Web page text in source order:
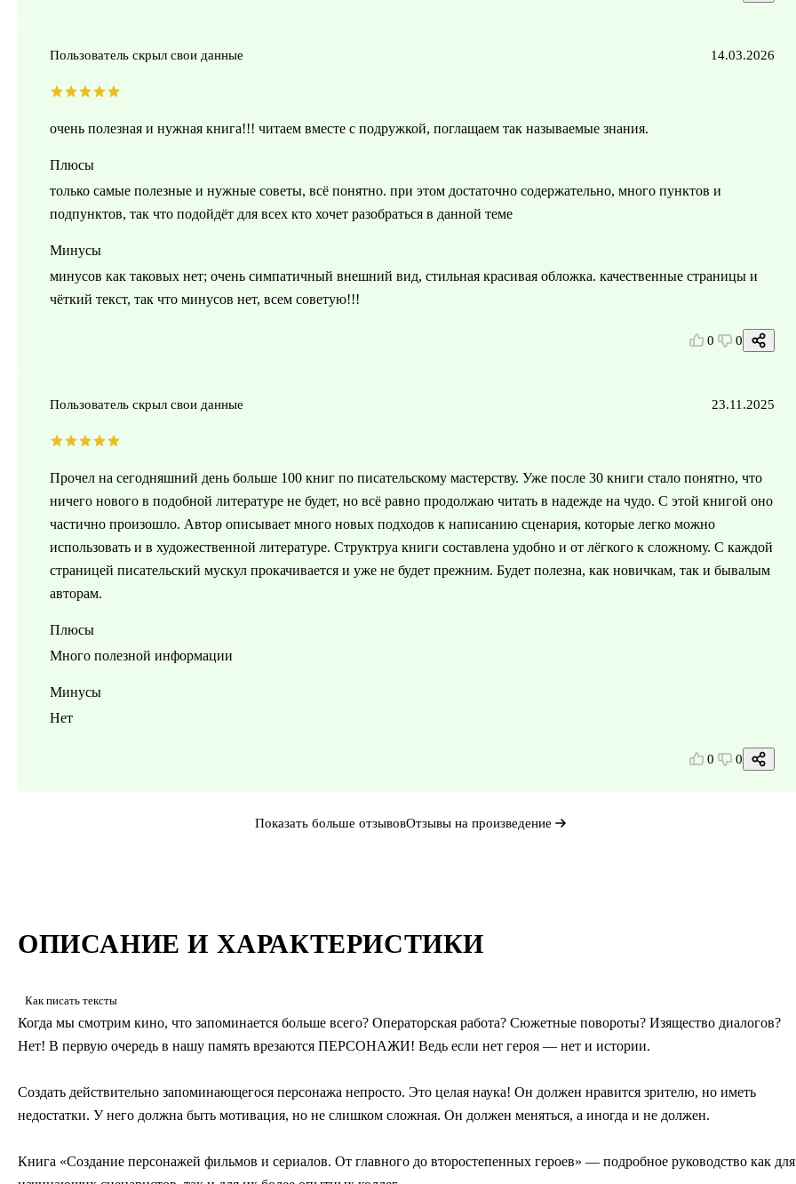
ОПИСАНИЕ И ХАРАКТЕРИСТИКИ
Как писать тексты
Когда мы смотрим кино, что запоминается больше всего? Операторская работа? Сюжетные повороты? Изящество диалогов?
Нет! В первую очередь в нашу память врезаются ПЕРСОНАЖИ! Ведь если нет героя — нет и истории.
Создать действительно запоминающегося персонажа непросто. Это целая наука! Он должен нравится зрителю, но иметь
недостатки. У него должна быть мотивация, но не слишком сложная. Он должен меняться, а иногда и не должен.
Книга «Создание персонажей фильмов и сериалов. От главного до второстепенных героев» — подробное руководство как для
Пользователь скрыл свои данные 14.03.2026
очень полезная и нужная книга!!! читаем вместе с подружкой, поглащаем так называемые знания.
Плюсы
только самые полезные и нужные советы, всё понятно. при этом достаточно содержательно, много пунктов и
подпунктов, так что подойдёт для всех кто хочет разобраться в данной теме
Минусы
минусов как таковых нет; очень симпатичный внешний вид, стильная красивая обложка. качественные страницы и
чёткий текст, так что минусов нет, всем советую!!!
0 0
Пользователь скрыл свои данные 23.11.2025
Прочел на сегодняшний день больше 100 книг по писательскому мастерству. Уже после 30 книги стало понятно, что
ничего нового в подобной литературе не будет, но всё равно продолжаю читать в надежде на чудо. С этой книгой оно
частично произошло. Автор описывает много новых подходов к написанию сценария, которые легко можно
использовать и в художественной литературе. Структруа книги составлена удобно и от лёгкого к сложному. С каждой
страницей писательский мускул прокачивается и уже не будет прежним. Будет полезна, как новичкам, так и бывалым
авторам.
Плюсы
Много полезной информации
Минусы
Нет
0 0
Показать больше отзывовОтзывы на произведение